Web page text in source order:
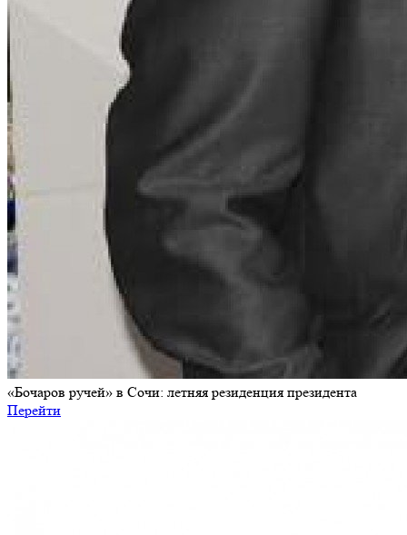
«Бочаров ручей» в Сочи: летняя резиденция президента
Перейти